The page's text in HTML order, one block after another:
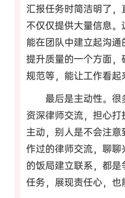
汇报任务时简洁明了
不仅仅提供大量信息
能在团队中建立起沟
提升质量的一个方面
规范等，能让工作看起
最后是主动性。
资深律师交流，担心
主动，别人是不会注
作过的律师交流，聊
的饭局建立联系，都
任务，展现责任心，也